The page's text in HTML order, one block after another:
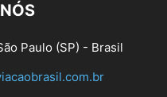
Paulo (SP) - Brasil